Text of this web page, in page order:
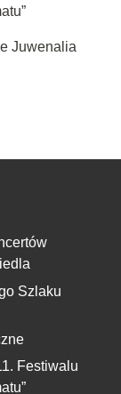
Juwenalia
Szlaku
Festiwalu